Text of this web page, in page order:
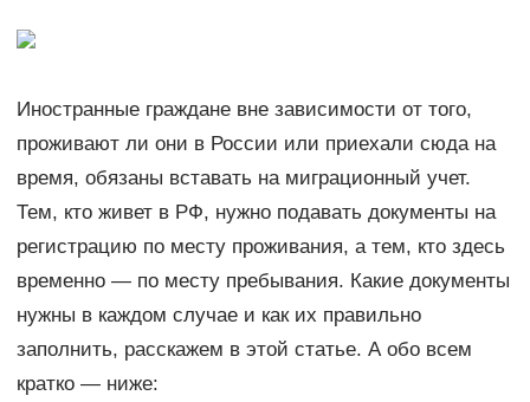
Иностранные граждане вне зависимости от того,
проживают ли они в России или приехали сюда на
время, обязаны вставать на миграционный учет.
Тем, кто живет в РФ, нужно подавать документы на
регистрацию по месту проживания, а тем, кто здесь
временно — по месту пребывания. Какие документы
нужны в каждом случае и как их правильно
заполнить, расскажем в этой статье. А обо всем
кратко — ниже: